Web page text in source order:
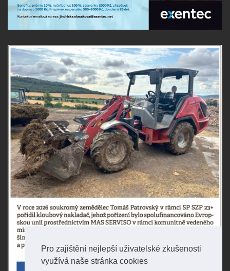
Pro zajištění nejlepší uživatelské zkušenosti
využívá naše stránka cookies